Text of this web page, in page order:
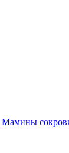
Мамины